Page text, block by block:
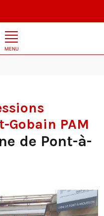
MENU
d’emplois à Saint-
Gobain PAM
de Pont-à-